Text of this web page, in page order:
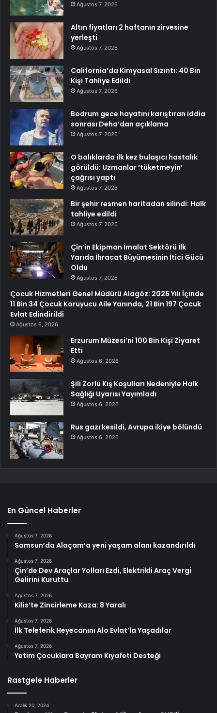
Ağustos 7, 2026
Altın fiyatları 2 haftanın zirvesine
yerleşti
Ağustos 7, 2026
California’da Kimyasal Sızıntı: 40 Bin
Kişi Tahliye Edildi
Ağustos 7, 2026
Bodrum gece hayatını karıştıran iddia
sonrası Deha’dan açıklama
Ağustos 7, 2026
O balıklarda ilk kez bulaşıcı hastalık
görüldü: Uzmanlar ‘tüketmeyin’
çağrısı yaptı
Ağustos 7, 2026
Bir şehir resmen haritadan silindi: Halk
tahliye edildi
Ağustos 7, 2026
Çin’in Ekipman İmalat Sektörü İlk
Yarıda İhracat Büyümesinin İtici Gücü
Oldu
Ağustos 7, 2026
Çocuk Hizmetleri Genel Müdürü Alagöz: 2026 Yılı İçinde
11 Bin 34 Çocuk Koruyucu Aile Yanında, 21 Bin 197 Çocuk
Evlat Edindirildi
Ağustos 6, 2026
Erzurum Müzesi’ni 100 Bin Kişi Ziyaret
Etti
Ağustos 6, 2026
Şili Zorlu Kış Koşulları Nedeniyle Halk
Sağlığı Uyarısı Yayımladı
Ağustos 6, 2026
Rus gazı kesildi, Avrupa ikiye bölündü
Ağustos 6, 2026
En Güncel Haberler
Ağustos 7, 2026
Samsun’da Alaçam’a yeni yaşam alanı kazandırıldı
Ağustos 7, 2026
Çin’de Dev Araçlar Yolları Ezdi, Elektrikli Araç Vergi
Gelirini Kuruttu
Ağustos 7, 2026
Kilis’te Zincirleme Kaza: 8 Yaralı
Ağustos 7, 2026
İlk Teleferik Heyecanını Alo Evlat’la Yaşadılar
Ağustos 7, 2026
Yetim Çocuklara Bayram Kıyafeti Desteği
Rastgele Haberler
Aralık 20, 2024